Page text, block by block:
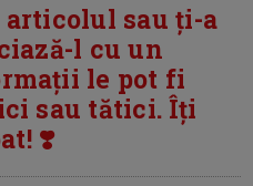
sau ți-a
l cu un
le pot fi
sau tătici. Îți
❣️